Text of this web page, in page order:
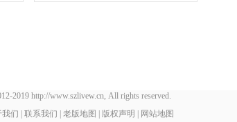
2019 http://www.szlivew.cn, All rights reserved.
我们 联系我们 老版地图 版权声明 网站地图